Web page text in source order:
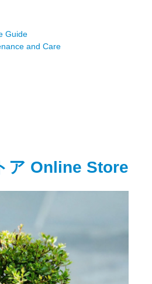
Guide
and Care
ア Online Store